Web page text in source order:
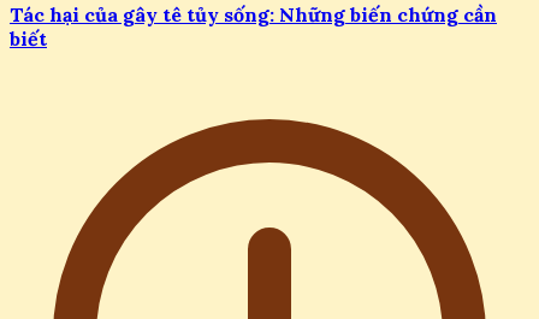
Tác hại của gây tê tủy sống: Những biến chứng cần
biết